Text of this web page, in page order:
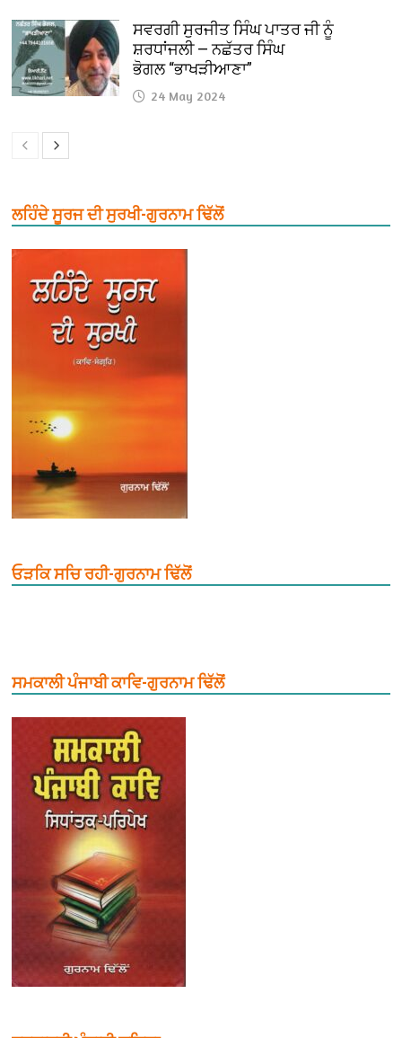
ਸਵਰਗੀ ਸੁਰਜੀਤ ਸਿੰਘ ਪਾਤਰ ਜੀ ਨੂੰ
ਸ਼ਰਧਾਂਜਲੀ — ਨਛੱਤਰ ਸਿੰਘ
ਭੋਗਲ “ਭਾਖੜੀਆਣਾ”
24 May 2024
ਲਹਿੰਦੇ ਸੂਰਜ ਦੀ ਸੁਰਖੀ-ਗੁਰਨਾਮ ਢਿੱਲੋਂ
ਓੜਕਿ ਸਚਿ ਰਹੀ-ਗੁਰਨਾਮ ਢਿੱਲੋਂ
ਸਮਕਾਲੀ ਪੰਜਾਬੀ ਕਾਵਿ-ਗੁਰਨਾਮ ਢਿੱਲੋਂ